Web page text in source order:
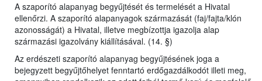
A szaporító alapanyag begyűjtését és termelését a Hivatal
ellenőrzi. A szaporító alapanyagok származását (faj/fajta/klón
azonosságát) a Hivatal, illetve megbízottja igazolja alap
származási igazolvány kiállításával. (14. §)
Az erdészeti szaporító alapanyag begyűjtésének joga a
bejegyzett begyűjtőhelyet fenntartó erdőgazdálkodót illeti meg,